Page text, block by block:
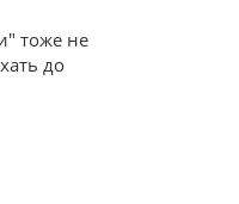
тоже не
до